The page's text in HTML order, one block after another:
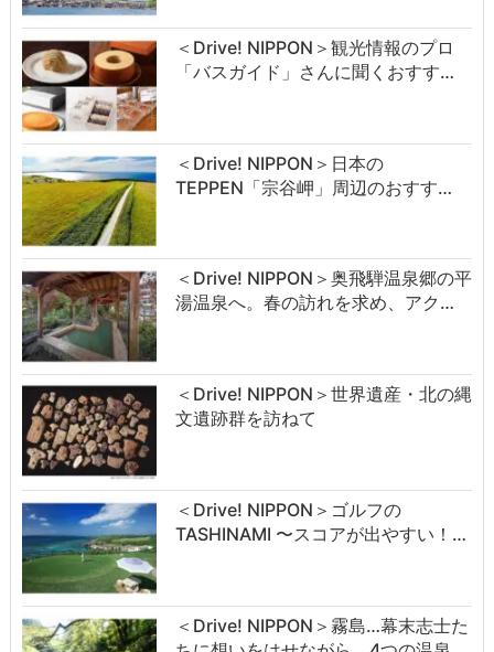
＜Drive! NIPPON＞観光情報のプロ
「バスガイド」さんに聞くおすす…
＜Drive! NIPPON＞日本の
TEPPEN「宗谷岬」周辺のおすす…
＜Drive! NIPPON＞奥飛騨温泉郷の平
湯温泉へ。春の訪れを求め、アク…
＜Drive! NIPPON＞世界遺産・北の縄
文遺跡群を訪ねて
＜Drive! NIPPON＞ゴルフの
TASHINAMI 〜スコアが出やすい！…
＜Drive! NIPPON＞霧島…幕末志士た